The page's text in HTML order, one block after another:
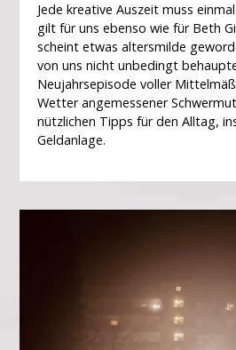
Jede kreative Auszeit muss
gilt für uns ebenso wie für Beth
scheint etwas altersmilde
von uns nicht unbedingt
Neujahrsepisode voller
Wetter angemessener
nützlichen Tipps für den Alltag,
Geldanlage.